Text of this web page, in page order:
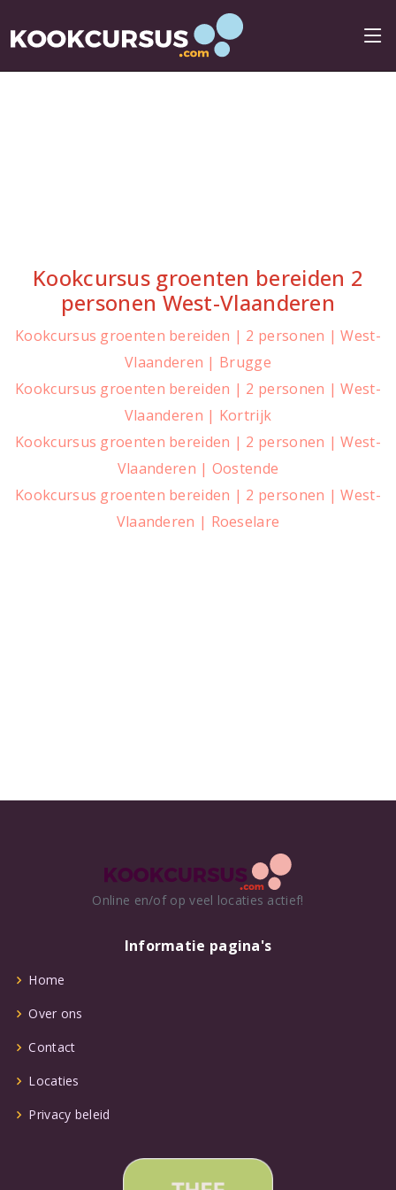
Kookcursus groenten bereiden 2
personen West-Vlaanderen
Kookcursus groenten bereiden | 2 personen | West-
Vlaanderen | Brugge
Kookcursus groenten bereiden | 2 personen | West-
Vlaanderen | Kortrijk
Kookcursus groenten bereiden | 2 personen | West-
Vlaanderen | Oostende
Kookcursus groenten bereiden | 2 personen | West-
Vlaanderen | Roeselare
Online en/of op veel locaties actief!
Informatie pagina's
Home
Over ons
Contact
Locaties
Privacy beleid